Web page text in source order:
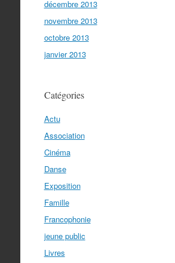
décembre 2013
novembre 2013
octobre 2013
janvier 2013
Catégories
Actu
Association
Cinéma
Danse
Exposition
Famille
Francophonie
jeune public
Livres